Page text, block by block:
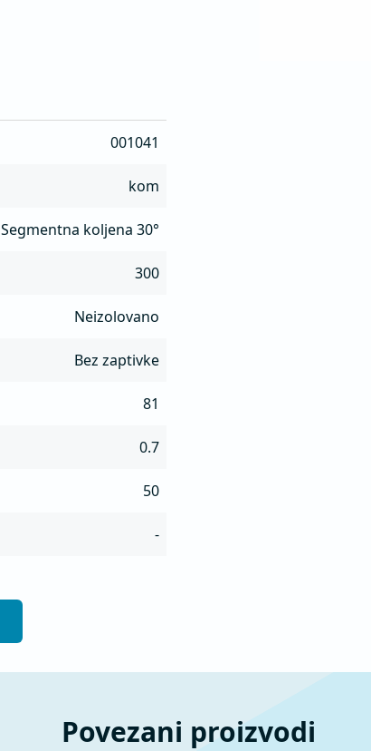
001041
kom
Segmentna koljena 30°
300
Neizolovano
Bez zaptivke
81
0.7
50
-
Povezani proizvodi